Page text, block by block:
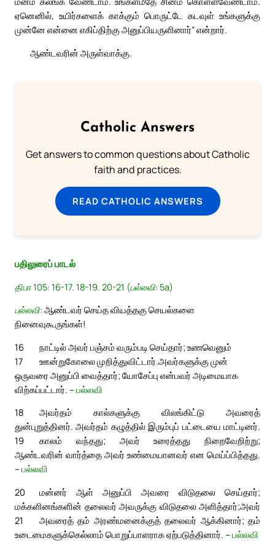
ஏனெனில், உயிர்களைக் காக்கும் பொருட்டே கடவுள் உங்களுக்கு
முன்னே என்னை எகிப்திற்கு அனுப்பியருளினார்” என்றார்.
ஆண்டவரின் அருள்வாக்கு.
Catholic Answers
Get answers to common questions about Catholic
faith and practices.
READ CATHOLIC ANSWERS
பதிலுரைப் பாடல்
திபா 105: 16-17. 18-19. 20-21 (பல்லவி: 5a)
பல்லவி: ஆண்டவர் செய்த வியத்தகு செயல்களை
நினைவுகூருங்கள்!
16
நாட்டில் அவர் பஞ்சம் வரும்படி செய்தார்; உணவெனும்
ஊன்றுகோலை முறித்துவிட்டார்.
17
அவர்களுக்கு முன்
ஒருவரை அனுப்பி வைத்தார்; யோசேப்பு என்பவர் அடிமையாக
விற்கப்பட்டார். – பல்லவி
18
அவர்தம் கால்களுக்கு விலங்கிட்டு அவரைத்
துன்புறுத்தினர். அவர்தம் கழுத்தில் இரும்புப் பட்டையை மாட்டினர்.
19
காலம் வந்தது; அவர் உரைத்தது நிறைவேறிற்று;
ஆண்டவரின் வார்த்தை அவர் உண்மையானவர் என மெய்ப்பித்தது.
– பல்லவி
20
மன்னர் ஆள் அனுப்பி அவரை விடுதலை செய்தார்;
மக்களினங்களின் தலைவர் அவருக்கு விடுதலை அளித்தார்;
21
அவர்
அவரைத் தம் அரண்மனைக்குத் தலைவர் ஆக்கினார்; தம்
உடைமைகளுக்கெல்லாம் பொறுப்பாளராக ஏற்படுத்தினார். – பல்லவி